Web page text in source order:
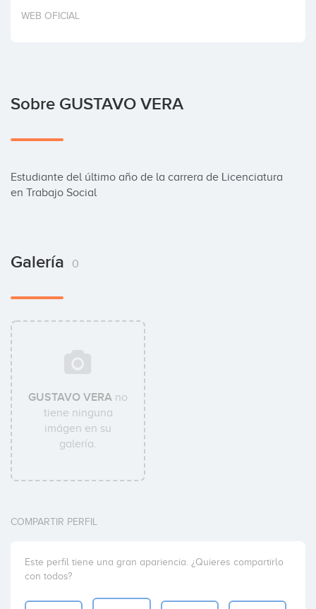
Invertir
WEB OFICIAL
Sobre GUSTAVO VERA
Estudiante del último año de la carrera de Licenciatura
en Trabajo Social
Galería 0
GUSTAVO VERA no
tiene ninguna
imágen en su
galería.
COMPARTIR PERFIL
Este perfil tiene una gran apariencia. ¿Quieres compartirlo
con todos?